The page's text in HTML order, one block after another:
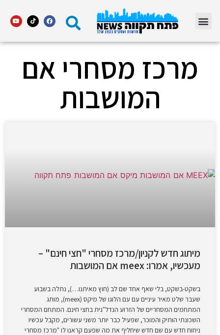
מרכז מסחרי אם
המושבות
מיתוג חדש לקניון/מרכז מסחרי "חצי חינם" –
מעכשיו, אמרו: meex אם המושבות
בשקט-בשקט, בלי שאף אחד שם לב (חוץ מאיתנו…), נתלה בשבוע
שעבר שלט מאיר עיניים עם עם הלוגו של מיקס (meex), מותג
המתחמים המסחריים של הזרוע הנדל"נית בחצי חינם. המתחם המסחרי
השכונתי הותיק והמוכר, שפעיל כבר יותר משני עשורים, מקבל עכשיו
ניחוח חדש עם שם חדש שיחליף את מה שפעם קראנו לו "מרכז מסחרי